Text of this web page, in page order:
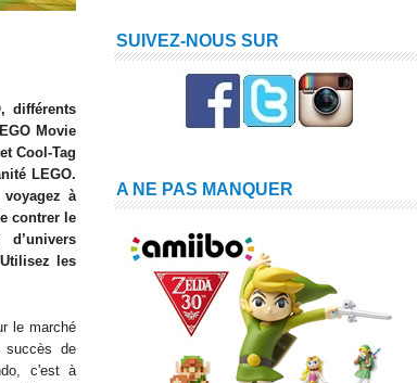
différents
Movie
Cool-Tag
LEGO.
à
contrer le
les
le marché
succès de
c'est à
SUIVEZ-NOUS SUR
A NE PAS MANQUER